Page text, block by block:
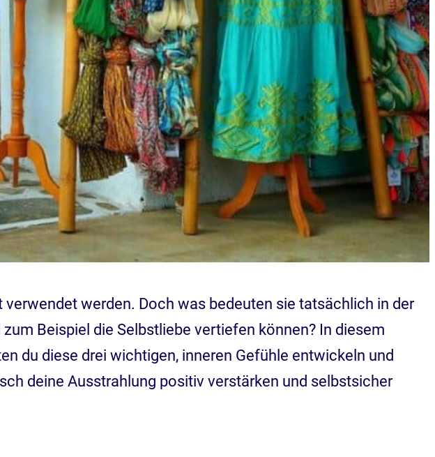
werden. Doch was bedeuten sie tatsächlich in der
Beispiel die Selbstliebe vertiefen können? In diesem
du diese drei wichtigen, inneren Gefühle entwickeln und
deine Ausstrahlung positiv verstärken und selbstsicher